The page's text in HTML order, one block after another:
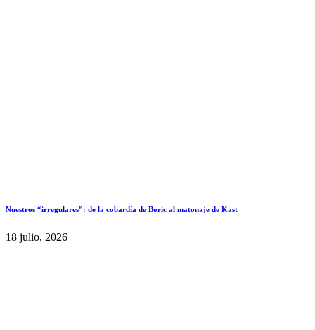
Nuestros “irregulares”: de la cobardía de Boric al matonaje de Kast
18 julio, 2026